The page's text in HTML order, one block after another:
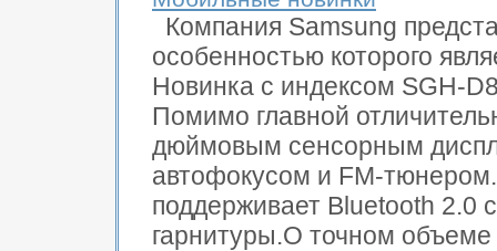
Компания Samsung
особенностью которого
Новинка с индексом SGH-
Помимо главной
дюймовым сенсорным
автофокусом и FM-
поддерживает Bluetooth 2.0
гарнитуры.О точном объеме